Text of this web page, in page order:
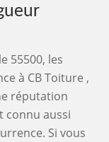
55500, les
à CB Toiture ,
réputation
connu aussi
Si vous